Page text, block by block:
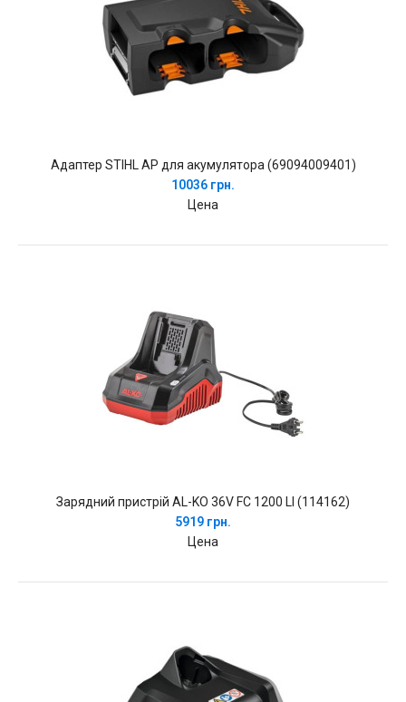
Адаптер STIHL AP для акумулятора (69094009401)
10036 грн.
Цена
Зарядний пристрій AL-KO 36V FC 1200 LI (114162)
5919 грн.
Цена